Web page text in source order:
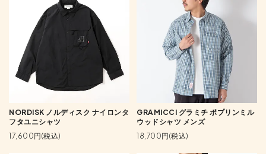
NORDISK ノルディスク ナイロンタ
フタユニシャツ
17,600円(税込)
GRAMICCI グラミチ ポプリンミル
ウッドシャツ メンズ
18,700円(税込)